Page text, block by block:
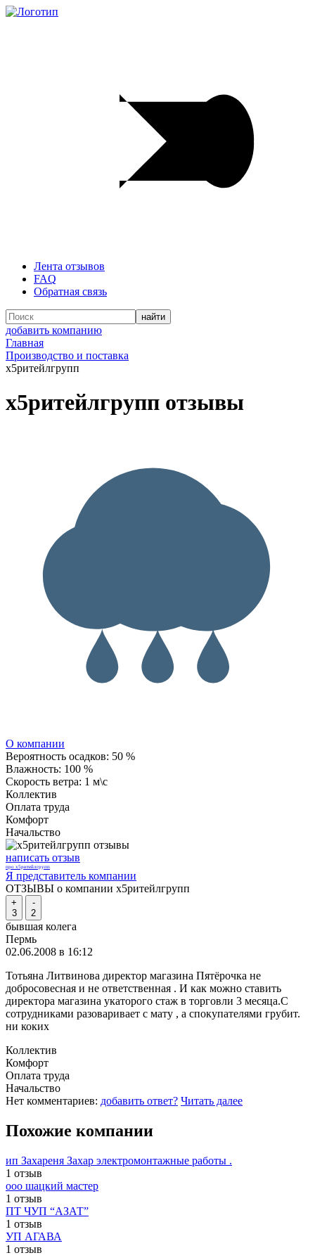
Лента отзывов
FAQ
Обратная связь
добавить компанию
Главная
Производство и поставка
х5ритейлгрупп
х5ритейлгрупп отзывы
О компании
Вероятность осадков: 50 %
Влажность: 100 %
Скорость ветра: 1 м\с
Коллектив
Оплата труда
Комфорт
Начальство
написать отзыв
про х5ритейлгрупп
Я представитель компании
ОТЗЫВЫ о компании х5ритейлгрупп
+
3
-
2
бывшая колега
Пермь
02.06.2008 в 16:12
Тотьяна Литвинова директор магазина Пятёрочка не
добросовесная и не ответственная . И как можно ставить
директора магазина укаторого стаж в торговли 3 месяца.С
сотрудниками разоваривает с мату , а спокупателями грубит.
ни коких
Коллектив
Комфорт
Оплата труда
Начальство
Нет комментариев: добавить ответ? Читать далее
Похожие компании
ип Захареня Захар электромонтажные работы .
1 отзыв
ооо шацкий мастер
1 отзыв
ПТ ЧУП “АЗАТ”
1 отзыв
УП АГАВА
1 отзыв